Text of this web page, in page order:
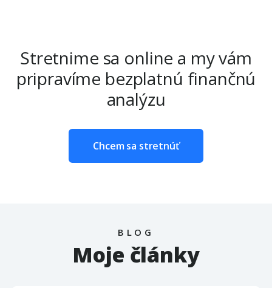
Stretnime sa online a my vám
pripravíme bezplatnú finančnú
analýzu
Chcem sa stretnúť
BLOG
Moje články